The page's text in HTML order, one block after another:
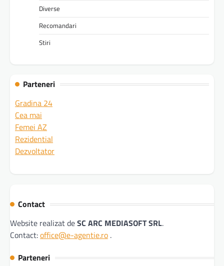
Diverse
Recomandari
Stiri
Parteneri
Gradina 24
Cea mai
Femei AZ
Rezidential
Dezvoltator
Contact
Website realizat deSC ARC MEDIASOFT SRL.
Contact:office@e-agentie.ro .
Parteneri